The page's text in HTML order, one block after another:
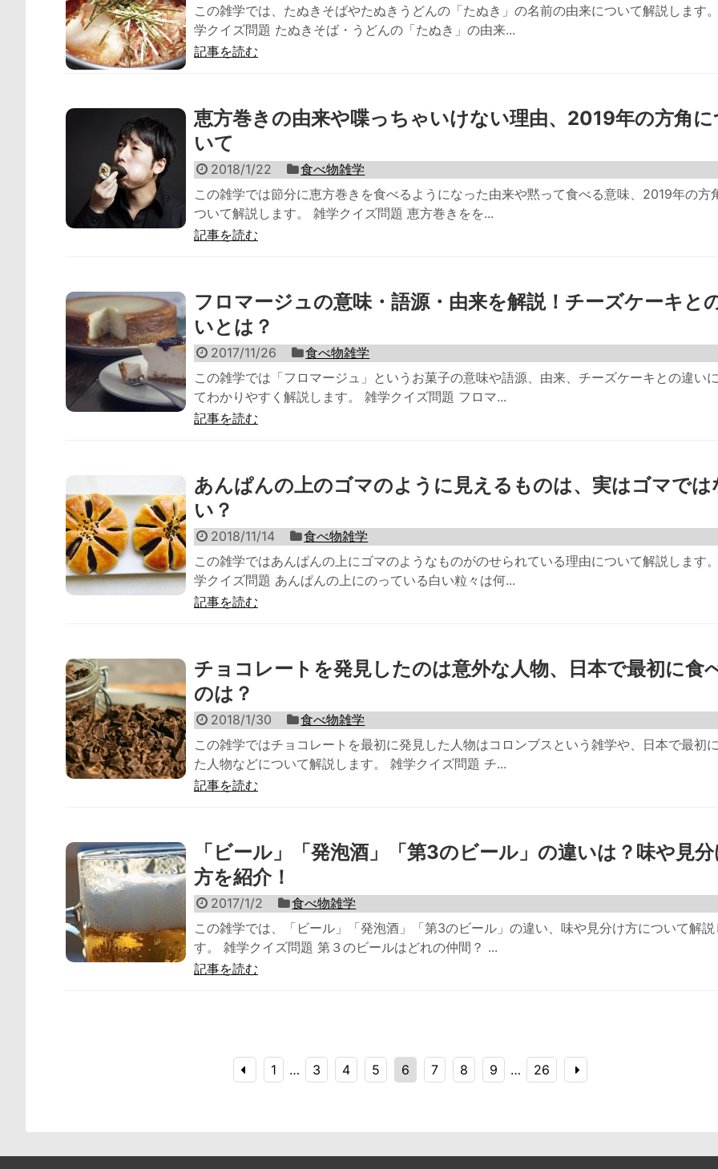
この雑学では、たぬきそばやたぬきうどんの「たぬき」の名前の由来について解説します
学クイズ問題 たぬきそば・うどんの「たぬき」の由来...
記事を読む
恵方巻きの由来や喋っちゃいけない理由、2019年の方角に
いて
2018/1/22
食べ物雑学
この雑学では節分に恵方巻きを食べるようになった由来や黙って食べる意味、2019年の方
ついて解説します。 雑学クイズ問題 恵方巻きをを...
記事を読む
フロマージュの意味・語源・由来を解説！チーズケーキと
いとは？
2017/11/26
食べ物雑学
この雑学では「フロマージュ」というお菓子の意味や語源、由来、チーズケーキとの違い
てわかりやすく解説します。 雑学クイズ問題 フロマ...
記事を読む
あんぱんの上のゴマのように見えるものは、実はゴマでは
い？
2018/11/14
食べ物雑学
この雑学ではあんぱんの上にゴマのようなものがのせられている理由について解説します
学クイズ問題 あんぱんの上にのっている白い粒々は何...
記事を読む
チョコレートを発見したのは意外な人物、日本で最初に食
のは？
2018/1/30
食べ物雑学
この雑学ではチョコレートを最初に発見した人物はコロンブスという雑学や、日本で最初
た人物などについて解説します。 雑学クイズ問題 チ...
記事を読む
「ビール」「発泡酒」「第3のビール」の違いは？味や見
方を紹介！
2017/1/2
食べ物雑学
この雑学では、「ビール」「発泡酒」「第3のビール」の違い、味や見分け方について解説
す。 雑学クイズ問題 第３のビールはどれの仲間？ ...
記事を読む
1 … 3 4 5 6 7 8 9 … 26